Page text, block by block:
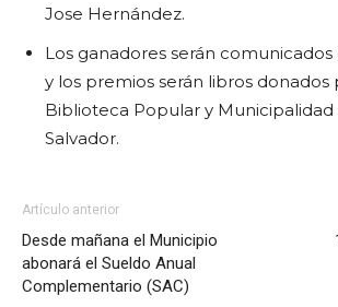
Jose Hernández.
Los ganadores serán comunicados
y los premios serán libros donados
Biblioteca Popular y Municipalidad
Salvador.
Artículo anterior
Desde mañana el Municipio
abonará el Sueldo Anual
Complementario (SAC)